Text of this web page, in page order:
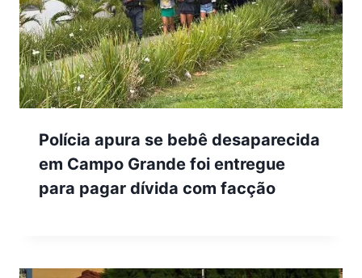
Polícia apura se bebê desaparecida
em Campo Grande foi entregue
para pagar dívida com facção